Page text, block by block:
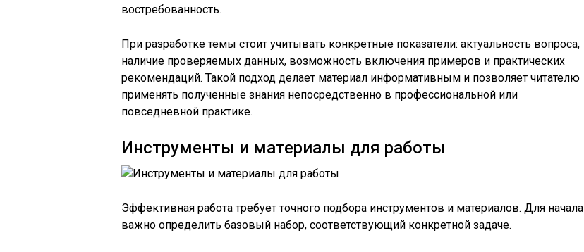
востребованность.
При разработке темы стоит учитывать конкретные показатели: актуальность вопроса,
наличие проверяемых данных, возможность включения примеров и практических
рекомендаций. Такой подход делает материал информативным и позволяет читателю
применять полученные знания непосредственно в профессиональной или
повседневной практике.
Инструменты и материалы для работы
Эффективная работа требует точного подбора инструментов и материалов. Для начала
важно определить базовый набор, соответствующий конкретной задаче.